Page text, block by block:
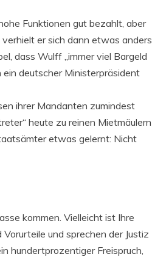
Funktionen gut bezahlt, aber
er sich dann etwas anders
dass Wulff „immer viel Bargeld
deutscher Ministerpräsident
ihrer Mandanten zumindest
heute zu reinen Mietmäulern
etwas gelernt: Nicht
kommen. Vielleicht ist Ihre
und sprechen der Justiz
hundertprozentiger Freispruch,